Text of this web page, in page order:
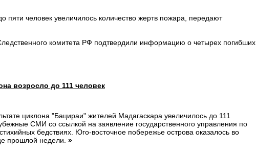
пяти человек увеличилось количество жертв пожара, передают
комитета РФ подтвердили информацию о четырех погибших
возросло до 111 человек
циклона "Бацираи" жителей Мадагаскара увеличилось до 111
СМИ со ссылкой на заявление государственного управления по
бедствиях. Юго-восточное побережье острова оказалось во
прошлой недели. »